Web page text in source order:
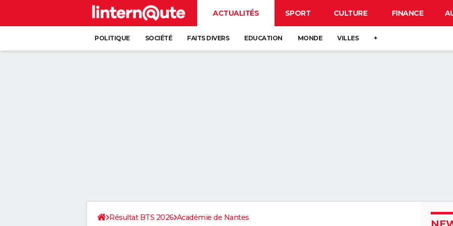
ACTUALITÉS SPORT CULTURE FINANCE
POLITIQUE SOCIÉTÉ FAITS DIVERS EDUCATION MONDE VILLES +
Résultat BTS 2026 Académie de Nantes